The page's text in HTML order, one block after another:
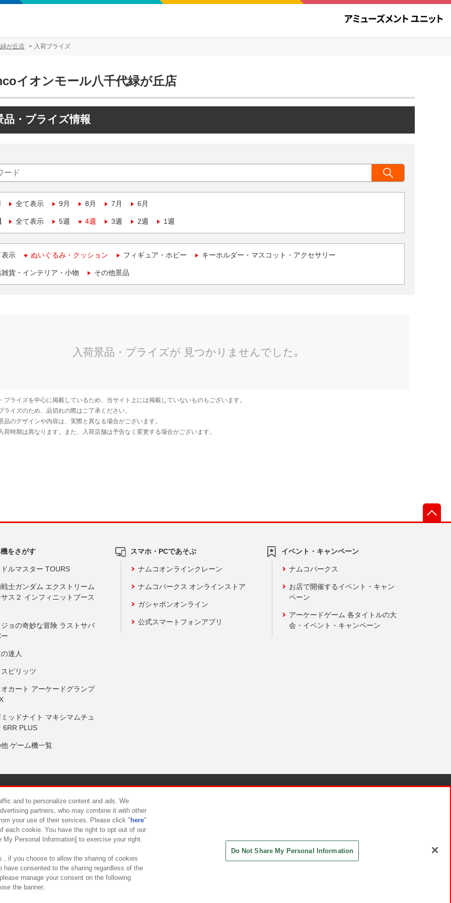
が丘店 入荷プライズ
イオンモール八千代緑が丘店
品・プライズ情報
全て表示 9月 8月 7月 6月
全て表示 5週 4週 3週 2週 1週
表示 ぬいぐるみ・クッション フィギュア・ホビー キーホルダー・マスコット・アクセサリー
貨・インテリア・小物 その他景品
をさがす
ルマスター TOURS
士ガンダム エクストリーム
ス２ インフィニットブース
ョの奇妙な冒険 ラストサバ
達人
ピリッツ
カート アーケードグランプ
ッドナイト マキシマムチュ
6RR PLUS
ゲーム機一覧
スマホ・PCであそぶ
ナムコオンラインクレーン
ナムコパークス オンラインストア
ガシャポンオンライン
公式スマートフォンアプリ
イベント・キャンペーン
ナムコパークス
お店で開催するイベント・キャン
ペーン
アーケードゲーム 各タイトルの大
会・イベント・キャンペーン
について カスタマーハラスメント対応方針
and to personalize content and ads. We
partners, who may combine it with other
your use of their services. Please click " here"
each cookie. You have the right to opt out of our
Personal Information] to exercise your right.
, if you choose to allow the sharing of cookies
have consented to the sharing regardless of the
manage your consent on the following
the banner.
Do Not Share My Personal Information